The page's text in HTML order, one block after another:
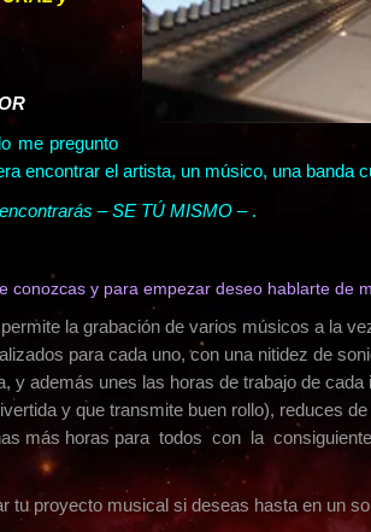
me pregunto
encontrar el artista, un músico, una banda
– SE TÚ MISMO – .
conozcas y para empezar deseo hablarte de
la grabación de varios músicos a la
para cada uno, con una nitidez de
y además unes las horas de trabajo de
y que transmite buen rollo), reduces
más horas para todos con la
tu proyecto musical si deseas hasta en un